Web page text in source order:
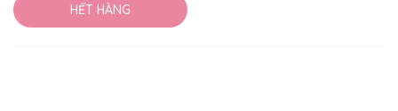
HẾT HÀNG